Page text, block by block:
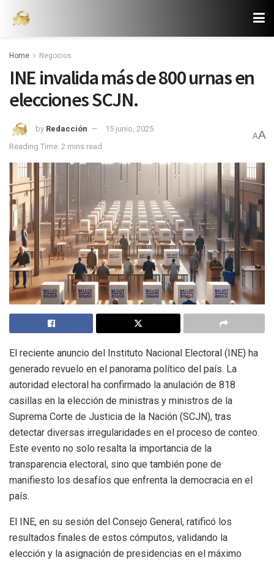
Home Negocios
INE invalida más de 800 urnas en
elecciones SCJN.
by Redacción
15 junio, 2025
Reading Time: 2 mins read
AA
El reciente anuncio del Instituto Nacional Electoral (INE) ha
generado revuelo en el panorama político del país. La
autoridad electoral ha confirmado la anulación de 818
casillas en la elección de ministras y ministros de la
Suprema Corte de Justicia de la Nación (SCJN), tras
detectar diversas irregularidades en el proceso de conteo.
Este evento no solo resalta la importancia de la
transparencia electoral, sino que también pone de
manifiesto los desafíos que enfrenta la democracia en el
país.
El INE, en su sesión del Consejo General, ratificó los
resultados finales de estos cómputos, validando la
elección y la asignación de presidencias en el máximo